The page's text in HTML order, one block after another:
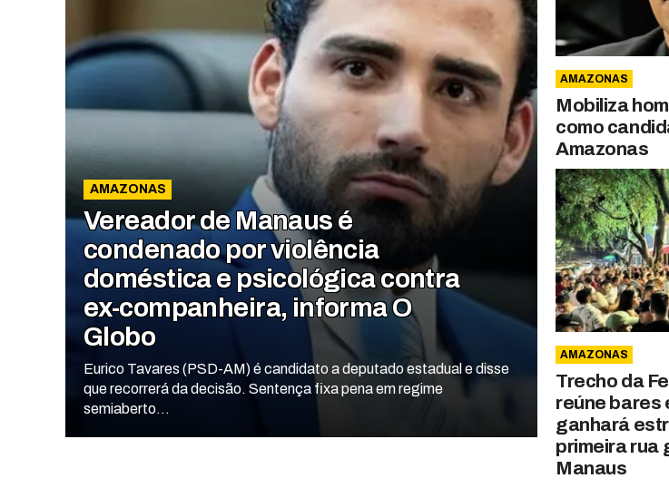
AMAZONAS
Vereador de Manaus é
condenado por violência
doméstica e psicológica contra
ex-companheira, informa O
Globo
Eurico Tavares (PSD-AM) é candidato a deputado estadual e disse
que recorrerá da decisão. Sentença fixa pena em regime
semiaberto...
AMAZONAS
Mobiliza
como
Amazonas
AMAZONAS
Trecho da
reúne bares
ganhará
primeira rua
Manaus